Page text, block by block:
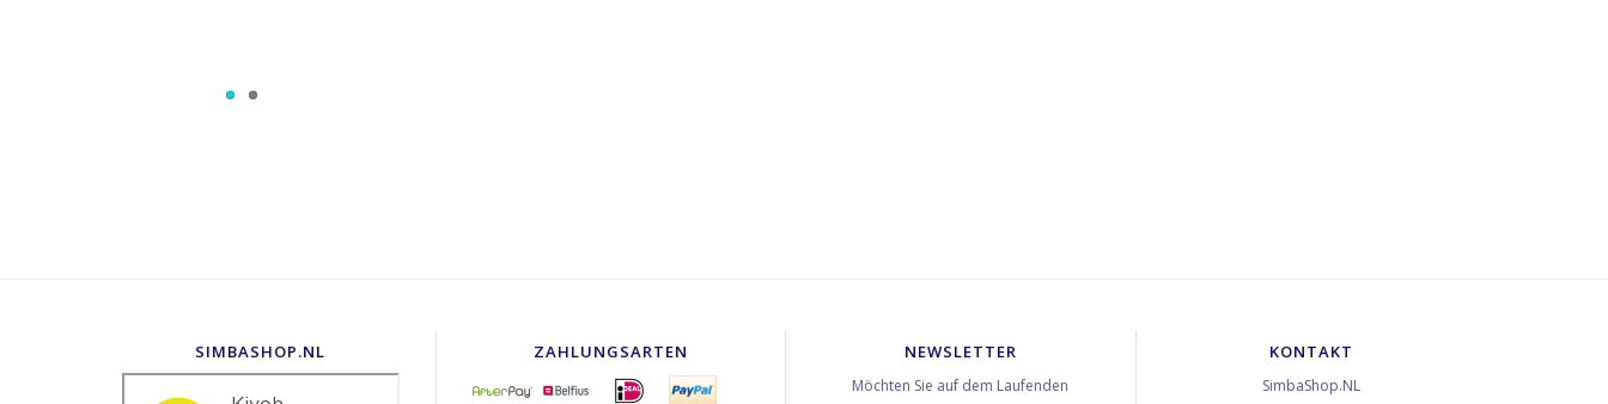
SIMBASHOP.NL ZAHLUNGSARTEN NEWSLETTER
Möchten Sie auf dem Laufenden
KONTAKT
SimbaShop.NL